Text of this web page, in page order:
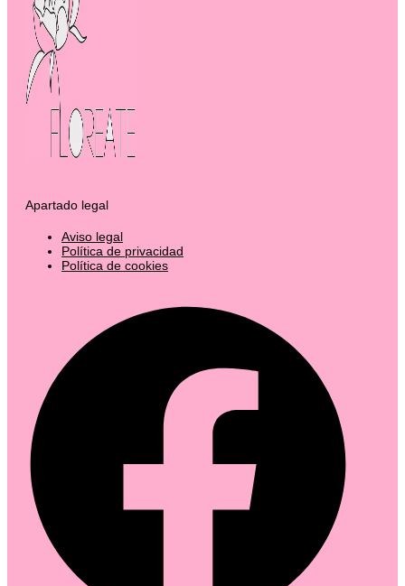
Apartado legal
Aviso legal
Política de privacidad
Política de cookies